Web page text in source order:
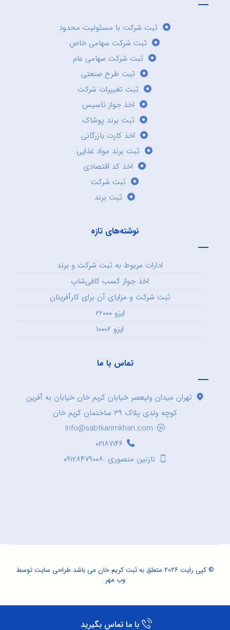
ثبت شرکت با مسئولیت محدود
ثبت شرکت سهامی خاص
ثبت شرکت سهامی عام
ثبت طرح صنعتی
ثبت تغییرات شرکت
اخذ جواز تاسیس
ثبت برند پوشاک
اخذ کارت بازرگانی
ثبت برند مواد غذایی
اخذ کد اقتصادی
ثبت شرکت
ثبت برند
نوشته‌های تازه
ادارات مربوط به ثبت شرکت و برند
اخذ جواز کسب کافی‌شاپ
ثبت شرکت و مزایای آن برای کارآفرینان
ایزو ۲۲۰۰۰
ایزو ۱۰۰۰۲
تماس با ما
تهران میدان ولیعصر خیابان کریم خان خیابان به آفرین
کوچه ولدی پلاک ۳۹ ساختمان کریم خان
Info@sabtkarimkhan.com
۰۲۱۸۷۱۴۶
نازنین منصوری :۰۹۱۲۸۴۷۹۰۰۸
© کپی رایت ۲۰۲۶ متعلق به ثبت کریم خان می باشد. طراحی سایتتوسط
وب مهر
با ما تماس بگیرید